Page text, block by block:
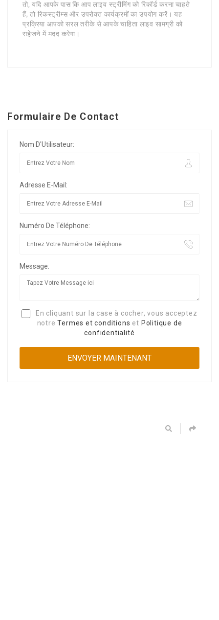
तो, यदि आपके पास कि आप लाइव स्ट्रीमिंग को रिकॉर्ड करना चाहते
हैं, तो रिकस्ट्रीम्स और उपरोक्त कार्यक्रमों का उपयोग करें। यह
प्रक्रिया आपको सरल तरीके से आपके चाहिता लाइव सामग्री को
सहेजने में मदद करेगा।
Formulaire De Contact
Nom D'Utilisateur:
Adresse E-Mail:
Numéro De Téléphone:
Message:
En cliquant sur la case à cocher, vous acceptez
notreTermes et conditions et Politique de
confidentialité